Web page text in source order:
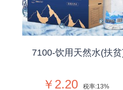
7100-饮用天然水(扶
￥2.20 税率:13%